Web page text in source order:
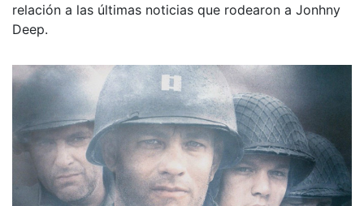
relación a las últimas noticias que rodearon a Jonhny
Deep.